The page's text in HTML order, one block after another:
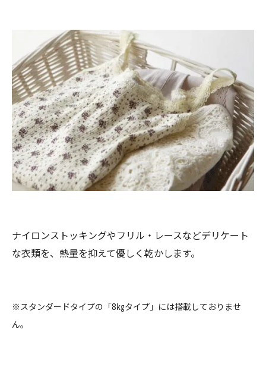
ナイロンストッキングやフリル・レースなどデリケート
な衣類を、熱量を抑えて優しく乾かします。
※スタンダードタイプの「8㎏タイプ」には搭載しておりませ
ん。